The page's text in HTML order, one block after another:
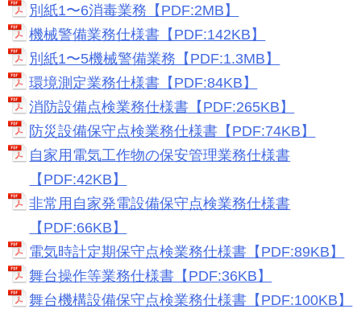
別紙1〜6消毒業務【PDF:2MB】
機械警備業務仕様書【PDF:142KB】
別紙1〜5機械警備業務【PDF:1.3MB】
環境測定業務仕様書【PDF:84KB】
消防設備点検業務仕様書【PDF:265KB】
防災設備保守点検業務仕様書【PDF:74KB】
自家用電気工作物の保安管理業務仕様書
【PDF:42KB】
非常用自家発電設備保守点検業務仕様書
【PDF:66KB】
電気時計定期保守点検業務仕様書【PDF:89KB】
舞台操作等業務仕様書【PDF:36KB】
舞台機構設備保守点検業務仕様書【PDF:100KB】